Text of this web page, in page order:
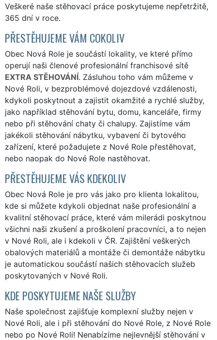
Veškeré naše stěhovací práce poskytujeme nepřetržitě,
365 dní v roce.
PŘESTĚHUJEME VÁM COKOLIV
Obec Nová Role je součástí lokality, ve které přímo
operují naši členové profesionální franchisové sítě
EXTRA STĚHOVÁNÍ. Zásluhou toho vám můžeme v
Nové Roli, v bezproblémové dojezdové vzdálenosti,
kdykoli poskytnout a zajistit okamžité a rychlé služby,
jako například stěhování bytu, domu, kanceláře, firmy
nebo při stěhování chaty či chalupy. Zajistíme vám
jakékoli stěhování nábytku, vybavení či bytového
zařízení, které požadujete z Nové Role přestěhovat,
nebo naopak do Nové Role nastěhovat.
PŘESTĚHUJEME VÁS KDEKOLIV
Obec Nová Role je pro vás jako pro klienta lokalitou,
kde si můžete kdykoli objednat naše profesionální a
kvalitní stěhovací práce, které vám milerádi poskytnou
všichni naši zkušení a proškolení pracovníci, a to nejen
v Nové Roli, ale i kdekoli v ČR. Zajištění veškerých
obalových materiálů a montáže či demontáže nábytku
je automatickou součástí našich stěhovacích služeb
poskytovaných v Nové Roli.
KDE POSKYTUJEME NAŠE SLUŽBY
Naše společnost zajišťuje komplexní služby nejen v
Nové Roli, ale i při stěhování do Nové Role, z Nové Role
nebo po Nové Roli! Nenabízíme nejlevnější stěhování v